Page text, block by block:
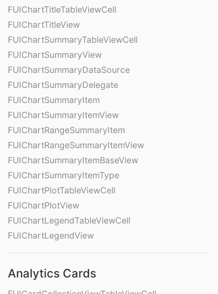
FUIChartTitleTableViewCell
FUIChartTitleView
FUIChartSummaryTableViewCell
FUIChartSummaryView
FUIChartSummaryDataSource
FUIChartSummaryDelegate
FUIChartSummaryItem
FUIChartSummaryItemView
FUIChartRangeSummaryItem
FUIChartRangeSummaryItemView
FUIChartSummaryItemBaseView
FUIChartSummaryItemType
FUIChartPlotTableViewCell
FUIChartPlotView
FUIChartLegendTableViewCell
FUIChartLegendView
Analytics Cards